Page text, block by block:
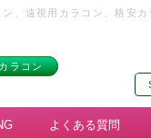
、遠視用カラコン、格安
ラコン
よくある質問